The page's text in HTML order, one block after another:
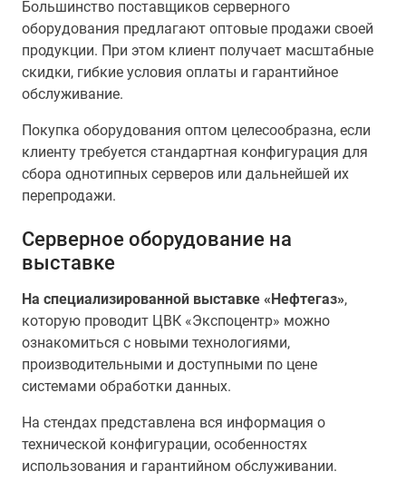
Большинство поставщиков серверного
оборудования предлагают оптовые продажи своей
продукции. При этом клиент получает масштабные
скидки, гибкие условия оплаты и гарантийное
обслуживание.
Покупка оборудования оптом целесообразна, если
клиенту требуется стандартная конфигурация для
сбора однотипных серверов или дальнейшей их
перепродажи.
Серверное оборудование на
выставке
На специализированной выставке «Нефтегаз»,
которую проводит ЦВК «Экспоцентр» можно
ознакомиться с новыми технологиями,
производительными и доступными по цене
системами обработки данных.
На стендах представлена вся информация о
технической конфигурации, особенностях
использования и гарантийном обслуживании.